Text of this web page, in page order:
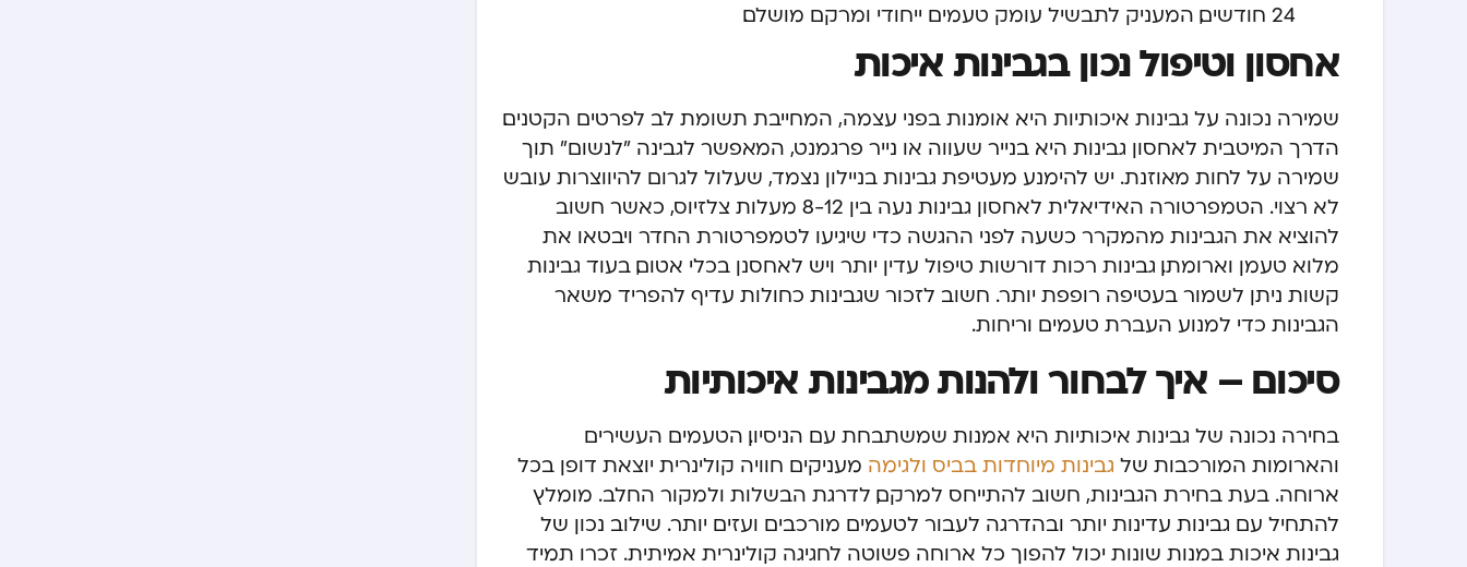
24 חודשים, המעניק לתבשיל עומק טעמים ייחודי ומרקם מושלם.
אחסון וטיפול נכון בגבינות איכות
שמירה נכונה על גבינות איכותיות היא אומנות בפני עצמה, המחייבת תשומת לב לפרטים הקטנים.
הדרך המיטבית לאחסון גבינות היא בנייר שעווה או נייר פרגמנט, המאפשר לגבינה "לנשום" תוך
שמירה על לחות מאוזנת. יש להימנע מעטיפת גבינות בניילון נצמד, שעלול לגרום להיווצרות עובש
לא רצוי. הטמפרטורה האידיאלית לאחסון גבינות נעה בין 8-12 מעלות צלזיוס, כאשר חשוב
להוציא את הגבינות מהמקרר כשעה לפני ההגשה כדי שיגיעו לטמפרטורת החדר ויבטאו את
מלוא טעמן וארומתן. גבינות רכות דורשות טיפול עדין יותר ויש לאחסנן בכלי אטום, בעוד גבינות
קשות ניתן לשמור בעטיפה רופפת יותר. חשוב לזכור שגבינות כחולות עדיף להפריד משאר
הגבינות כדי למנוע העברת טעמים וריחות.
סיכום – איך לבחור ולהנות מגבינות איכותיות
בחירה נכונה של גבינות איכותיות היא אמנות שמשתבחת עם הניסיון. הטעמים העשירים
והארומות המורכבות של גבינות מיוחדות בביס ולגימה מעניקים חוויה קולינרית יוצאת דופן בכל
ארוחה. בעת בחירת הגבינות, חשוב להתייחס למרקם, לדרגת הבשלות ולמקור החלב. מומלץ
להתחיל עם גבינות עדינות יותר ובהדרגה לעבור לטעמים מורכבים ועזים יותר. שילוב נכון של
גבינות איכות במנות שונות יכול להפוך כל ארוחה פשוטה לחגיגה קולינרית אמיתית. זכרו תמיד